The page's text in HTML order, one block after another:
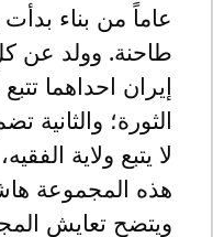
عاماً من بناء
طاحنة. وولد عن
إيران احداهما
الثورة؛ والثانية
لا يتبع ولاية
هذه المجموعة
ويتضح تعايش